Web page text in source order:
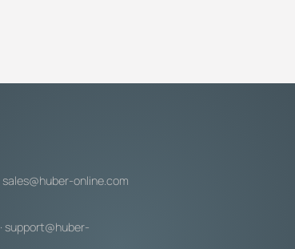
sales@huber-online.com
· support@huber-